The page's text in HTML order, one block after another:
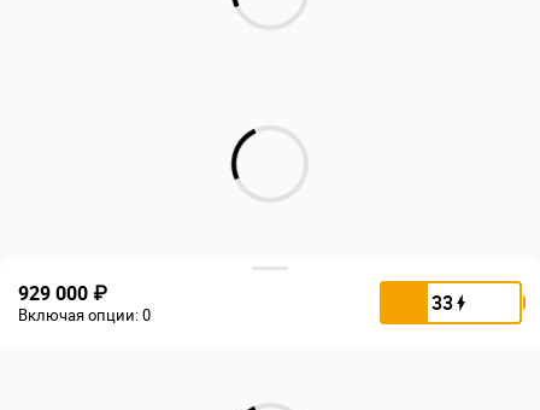
929 000 ₽
Включая опции:0 33